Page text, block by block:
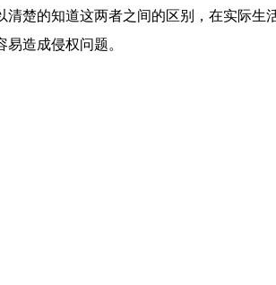
的知道这两者之间的区别，在实际生
造成侵权问题。